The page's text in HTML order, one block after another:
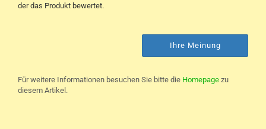
der das Produkt bewertet.
Ihre Meinung
Für weitere Informationen besuchen Sie bitte die Homepage zu
diesem Artikel.